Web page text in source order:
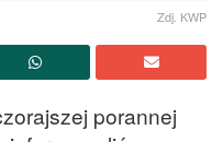
Zdj. KWP
porannej